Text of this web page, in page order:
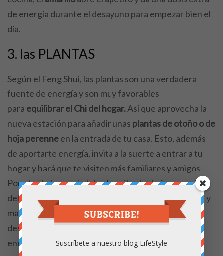
de energía durante el desayuno para empezar bien el
día.
3. las PLANTAS
Según el Feng Shui, las plantas son una verdadera
fuente de energía y son muy favorables
para equilibrar el Chi del hogar.Así que aprovecha la
nueva estación para añadir unas plantas de otoño o de
hoja perenneen la entrada de tu casa. Esto, además
de aportarte energía, invita a la suerte a entrar a tu
hogar y hará que te visiten más familiares y amigos.
Por otro lado, acuérdate de quitar las hojas muertas
del portal y del techo y si tienes un jardín cuida de él y
mantenlo limpio, ya que la presencia de plantas
descuidadas representa un obstáculo para que las
energías positivas fluyan.Suscríbete a nuestro blog LifeStyle